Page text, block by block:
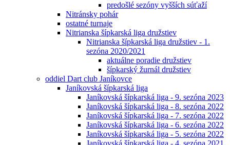
predošlé sezóny vyšších súťaží
Nitránsky pohár
ostatné turnaje
Nitrianska šípkarská liga družstiev
Nitrianska šípkarská liga družstiev - 1.
sezóna 2020/2021
aktuálne poradie družstiev
šípkarský žurnál družstiev
oddiel Dart club Janíkovce
Janíkovská šípkarská liga
Janíkovská šípkarská liga - 9. sezóna 2023
Janíkovská šípkarská liga - 8. sezóna 2022
Janíkovská šípkarská liga - 7. sezóna 2022
Janíkovská šípkarská liga - 6. sezóna 2022
Janíkovská šípkarská liga - 5. sezóna 2022
Janíkovská šípkarská liga - 4. sezóna 2021